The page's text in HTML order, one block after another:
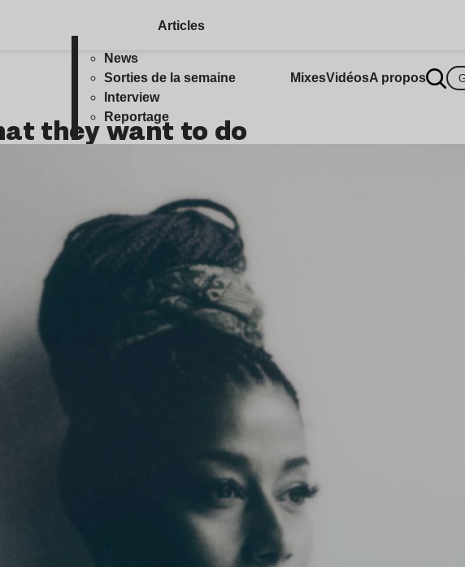
Articles
News
Sorties de la semaine
Interview
Reportage
MixesVidéosA propos
they want to do